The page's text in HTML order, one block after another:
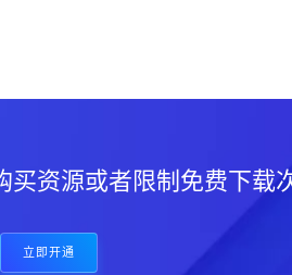
资源或者限制免费下载
立即开通